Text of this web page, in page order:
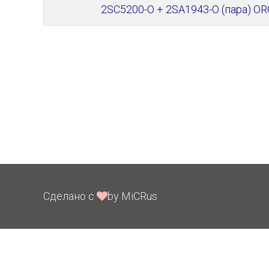
2SC5200-O + 2SA1943-O (пара)
Сделано с by MiCRus